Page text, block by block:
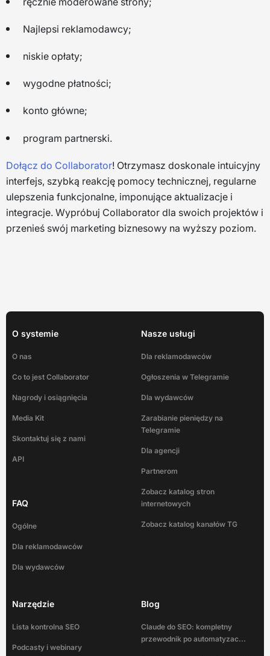
Najlepsi reklamodawcy;
niskie opłaty;
wygodne płatności;
konto główne;
program partnerski.
Dołącz do Collaborator! Otrzymasz doskonale intuicyjny
interfejs, szybką reakcję pomocy technicznej, regularne
ulepszenia funkcjonalne, imponujące aktualizacje i
integracje. Wypróbuj Collaborator dla swoich projektów i
przenieś swój marketing biznesowy na wyższy poziom.
O systemie
O nas
Co to jest Collaborator
Nagrody i osiągnięcia
Media Kit
Skontaktuj się z nami
API
FAQ
Ogólne
Dla reklamodawców
Dla wydawców
Nasze usługi
Dla reklamodawców
Ogłoszenia w Telegramie
Dla wydawców
Zarabianie pieniędzy na
Telegramie
Dla agencji
Partnerom
Zobacz katalog stron
internetowych
Zobacz katalog kanałów TG
Narzędzie
Lista kontrolna SEO
Podcasty i webinary
Blog
Claude do SEO: kompletny
przewodnik po automatyzac...